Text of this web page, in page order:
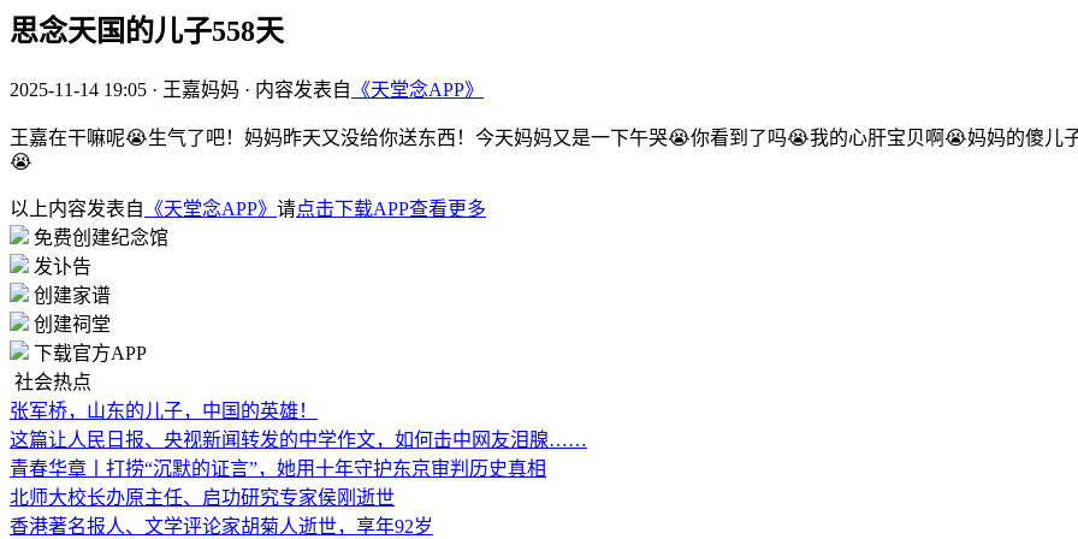
思念天国的儿子558天
2025-11-14 19:05 · 王嘉妈妈 · 内容发表自 《天堂念APP》
王嘉在干嘛呢😭生气了吧！妈妈昨天又没给你送东西！今天妈妈又是一下午哭😭你看到了吗😭我的心肝宝贝啊😭妈妈的傻
😭
以上内容发表自 《天堂念APP》 请点击下载APP查看更多
免费创建纪念馆
发讣告
创建家谱
创建祠堂
下载官方APP
社会热点
张军桥，山东的儿子，中国的英雄！
这篇让人民日报、央视新闻转发的中学作文，如何击中网友泪腺……
青春华章丨打捞“沉默的证言”，她用十年守护东京审判历史真相
北师大校长办原主任、启功研究专家侯刚逝世
香港著名报人、文学评论家胡菊人逝世，享年92岁